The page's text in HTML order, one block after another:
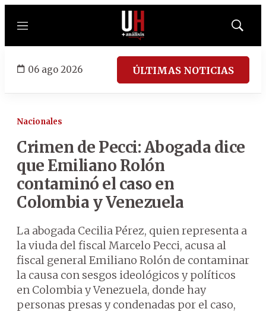
Menú
Mostrar
06 ago 2026 ÚLTIMAS NOTICIAS
Nacionales
Crimen de Pecci: Abogada dice
que Emiliano Rolón
contaminó el caso en
Colombia y Venezuela
La abogada Cecilia Pérez, quien representa a
la viuda del fiscal Marcelo Pecci, acusa al
fiscal general Emiliano Rolón de contaminar
la causa con sesgos ideológicos y políticos
en Colombia y Venezuela, donde hay
personas presas y condenadas por el caso,